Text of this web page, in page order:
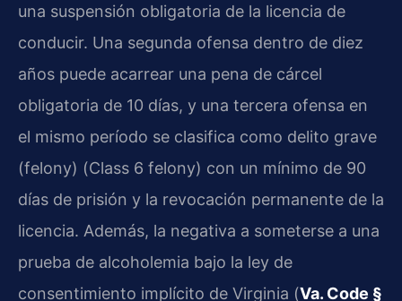
una suspensión obligatoria de la licencia de
conducir. Una segunda ofensa dentro de diez
años puede acarrear una pena de cárcel
obligatoria de 10 días, y una tercera ofensa en
el mismo período se clasifica como delito grave
(felony) (Class 6 felony) con un mínimo de 90
días de prisión y la revocación permanente de la
licencia. Además, la negativa a someterse a una
prueba de alcoholemia bajo la ley de
consentimiento implícito de Virginia (Va. Code §